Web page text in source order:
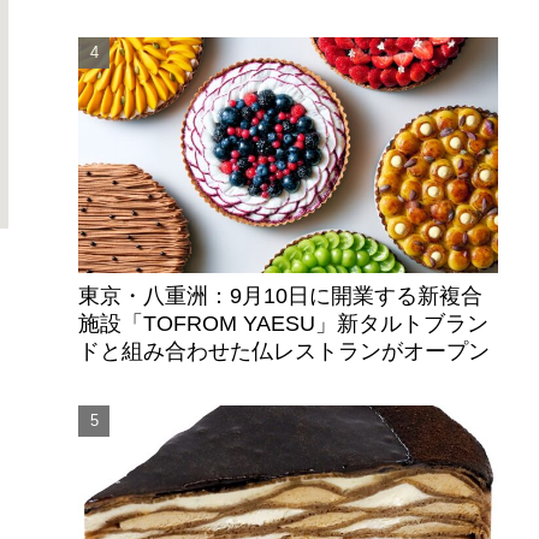
東京・八重洲：9月10日に開業する新複合
施設「TOFROM YAESU」新タルトブラン
ドと組み合わせた仏レストランがオープン